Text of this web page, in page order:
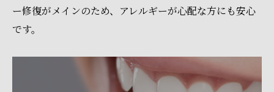
ー修復がメインのため、アレルギーが心配な方にも安心
です。